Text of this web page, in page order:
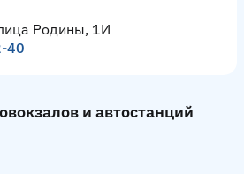
Родины, 1И
40
и автостанций